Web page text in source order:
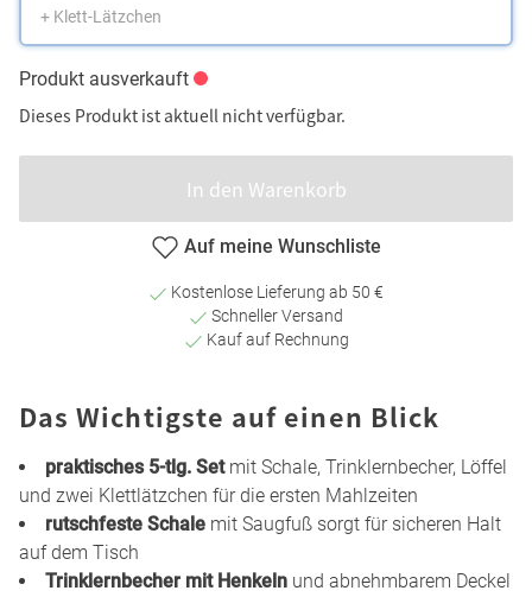
+ Klett-Lätzchen
Produkt ausverkauft
Dieses Produkt ist aktuell nicht verfügbar.
In den Warenkorb
Auf meine Wunschliste
Kostenlose Lieferung ab 50 €
Schneller Versand
Kauf auf Rechnung
Das Wichtigste auf einen Blick
praktisches 5-tlg. Setmit Schale, Trinklernbecher, Löffel
und zwei Klettlätzchen für die ersten Mahlzeiten
rutschfeste Schale mit Saugfuß sorgt für sicheren Halt
auf dem Tisch
Trinklernbecher mit Henkeln und abnehmbarem Deckel